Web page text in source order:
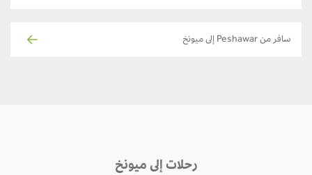
سافر من Peshawar إلى ميونخ
رحلات إلى ميونخ